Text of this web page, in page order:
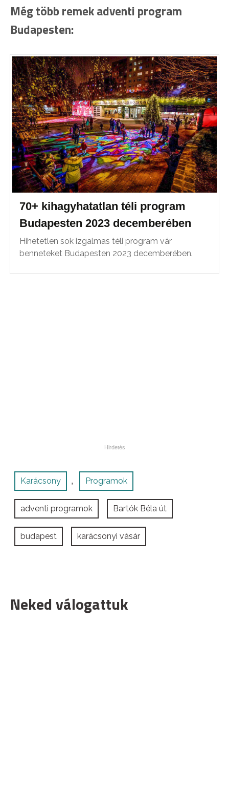
Még több remek adventi program
Budapesten:
70+ kihagyhatatlan téli program
Budapesten 2023 decemberében
Hihetetlen sok izgalmas téli program vár
benneteket Budapesten 2023 decemberében.
Karácsony , Programok
adventi programok Bartók Béla út
budapest karácsonyi vásár
Neked válogattuk